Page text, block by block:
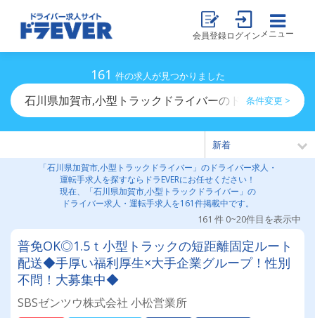
会員登録ログイン メニュー
161 件の求人が見つかりました
石川県加賀市,小型トラックドライバーのドライバー求人
条件変更 >
「石川県加賀市,小型トラックドライバー」のドライバー求人・
運転手求人を探すならドラEVERにお任せください！
現在、「石川県加賀市,小型トラックドライバー」の
ドライバー求人・運転手求人を161件掲載中です。
161 件 0~20件目を表示中
普免OK◎1.5ｔ小型トラックの短距離固定ルート
配送◆手厚い福利厚生×大手企業グループ！性別
不問！大募集中◆
SBSゼンツウ株式会社 小松営業所